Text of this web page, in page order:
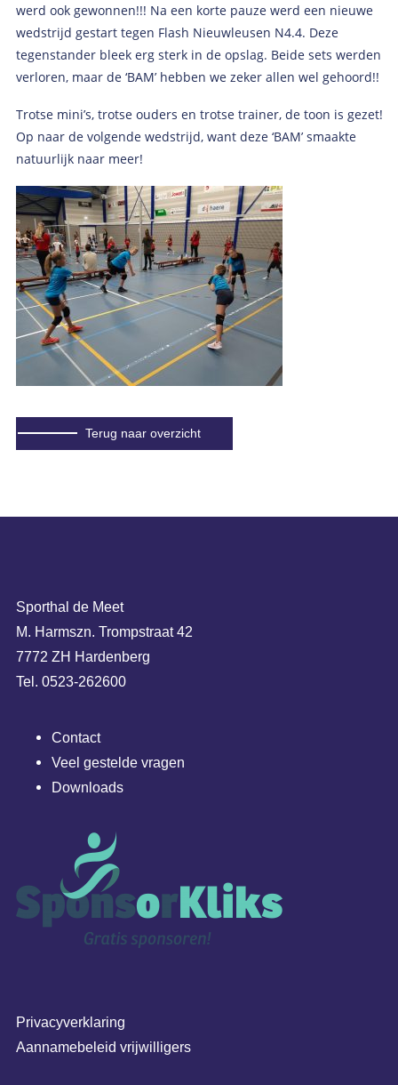
werd ook gewonnen!!! Na een korte pauze werd een nieuwe
wedstrijd gestart tegen Flash Nieuwleusen N4.4. Deze
tegenstander bleek erg sterk in de opslag. Beide sets werden
verloren, maar de ‘BAM’ hebben we zeker allen wel gehoord!!
Trotse mini’s, trotse ouders en trotse trainer, de toon is gezet!
Op naar de volgende wedstrijd, want deze ‘BAM’ smaakte
natuurlijk naar meer!
Terug naar overzicht
Sporthal de Meet
M. Harmszn. Trompstraat 42
7772 ZH Hardenberg
Tel. 0523-262600
Contact
Veel gestelde vragen
Downloads
Privacyverklaring
Aannamebeleid vrijwilligers